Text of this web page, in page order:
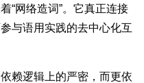
“网络造词”。它真正连接
与语用实践的去中心化互
逻辑上的严密，而更依